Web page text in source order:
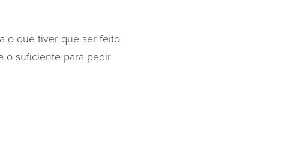
o que tiver que ser feito
o suficiente para pedir